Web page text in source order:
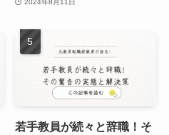
2024年8月11日
若手教員が続々と辞職！そ